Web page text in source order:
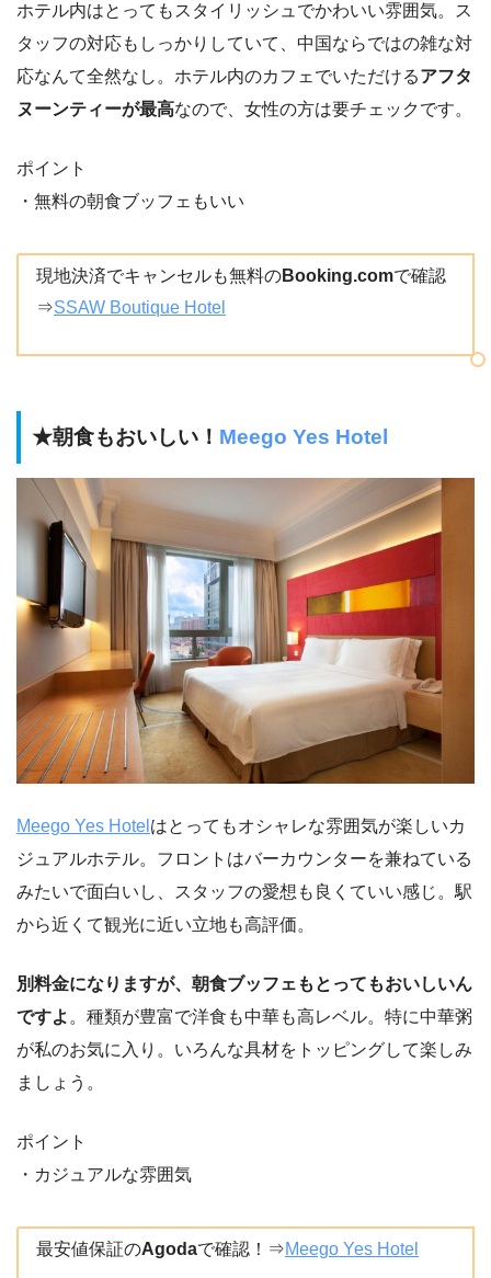
ホテル内はとってもスタイリッシュでかわいい雰囲気。ス
タッフの対応もしっかりしていて、中国ならではの雑な対
応なんて全然なし。ホテル内のカフェでいただけるアフタ
ヌーンティーが最高なので、女性の方は要チェックです。
ポイント
・無料の朝食ブッフェもいい
現地決済でキャンセルも無料のBooking.comで確認
⇒SSAW Boutique Hotel
★朝食もおいしい！ Meego Yes Hotel
Meego Yes Hotel はとってもオシャレな雰囲気が楽しいカ
ジュアルホテル。フロントはバーカウンターを兼ねている
みたいで面白いし、スタッフの愛想も良くていい感じ。駅
から近くて観光に近い立地も高評価。
別料金になりますが、朝食ブッフェもとってもおいしいん
ですよ 。種類が豊富で洋食も中華も高レベル。特に中華粥
が私のお気に入り。いろんな具材をトッピングして楽しみ
ましょう。
ポイント
・カジュアルな雰囲気
最安値保証のAgodaで確認！⇒Meego Yes Hotel